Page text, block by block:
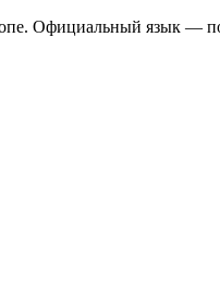
Официальный язык —